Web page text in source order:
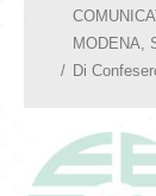
MODENA,
Di